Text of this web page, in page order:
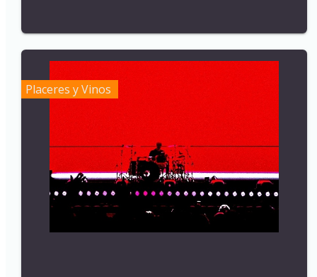
Placeres y Vinos